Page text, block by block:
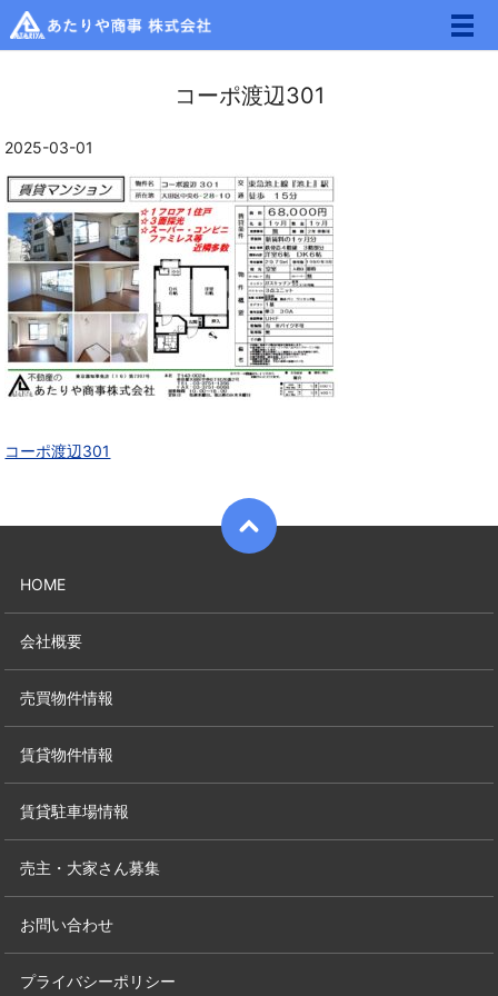
メ
コーポ渡辺301
2025-03-01
コーポ渡辺301
HOME
会社概要
売買物件情報
賃貸物件情報
賃貸駐車場情報
売主・大家さん募集
お問い合わせ
プライバシーポリシー